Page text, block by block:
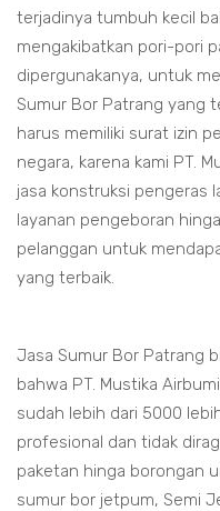
terjadinya tumbuh kecil
mengakibatkan pori-pori
dipergunakanya, untuk
Sumur Bor Patrang yang
harus memiliki surat izin
negara, karena kami PT.
jasa konstruksi pengeras
layanan pengeboran
pelanggan untuk
yang terbaik.
Jasa Sumur Bor Patrang
bahwa PT. Mustika
sudah lebih dari 5000
profesional dan tidak
paketan hinga borongan
sumur bor jetpum, Semi